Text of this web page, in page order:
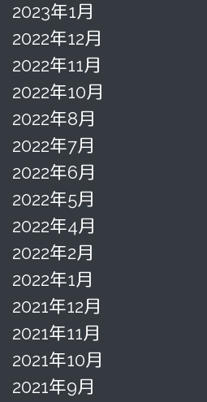
2023年1月
2022年12月
2022年11月
2022年10月
2022年8月
2022年7月
2022年6月
2022年5月
2022年4月
2022年2月
2022年1月
2021年12月
2021年11月
2021年10月
2021年9月